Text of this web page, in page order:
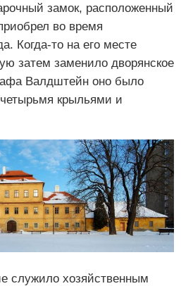
замок, расположенный
во время
Когда-то на его месте
затем заменило дворянское
Валдштейн оно было
крыльями и
служило хозяйственным